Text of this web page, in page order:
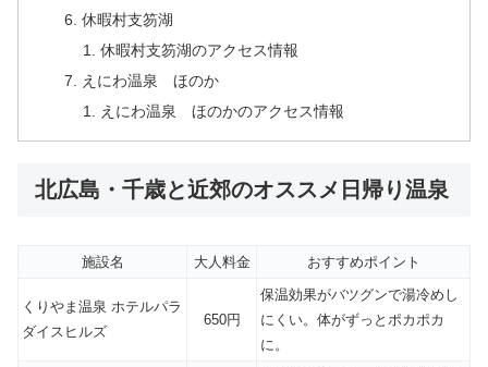
休暇村支笏湖
休暇村支笏湖のアクセス情報
えにわ温泉 ほのか
えにわ温泉 ほのかのアクセス情報
北広島・千歳と近郊のオススメ日帰り温泉
施設名 大人料金 おすすめポイント
くりやま温泉 ホテルパラ
ダイスヒルズ
650円
保温効果がバツグンで湯冷めし
にくい。体がずっとポカポカ
に。